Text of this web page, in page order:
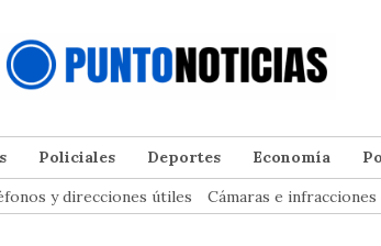
Policiales Deportes Economía
y direcciones útiles Cámaras e